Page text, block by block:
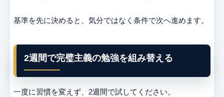
基準を先に決めると、気分ではなく条件で次へ進めます。
2週間で完璧主義の勉強を組み替える
一度に習慣を変えず、2週間で試してください。